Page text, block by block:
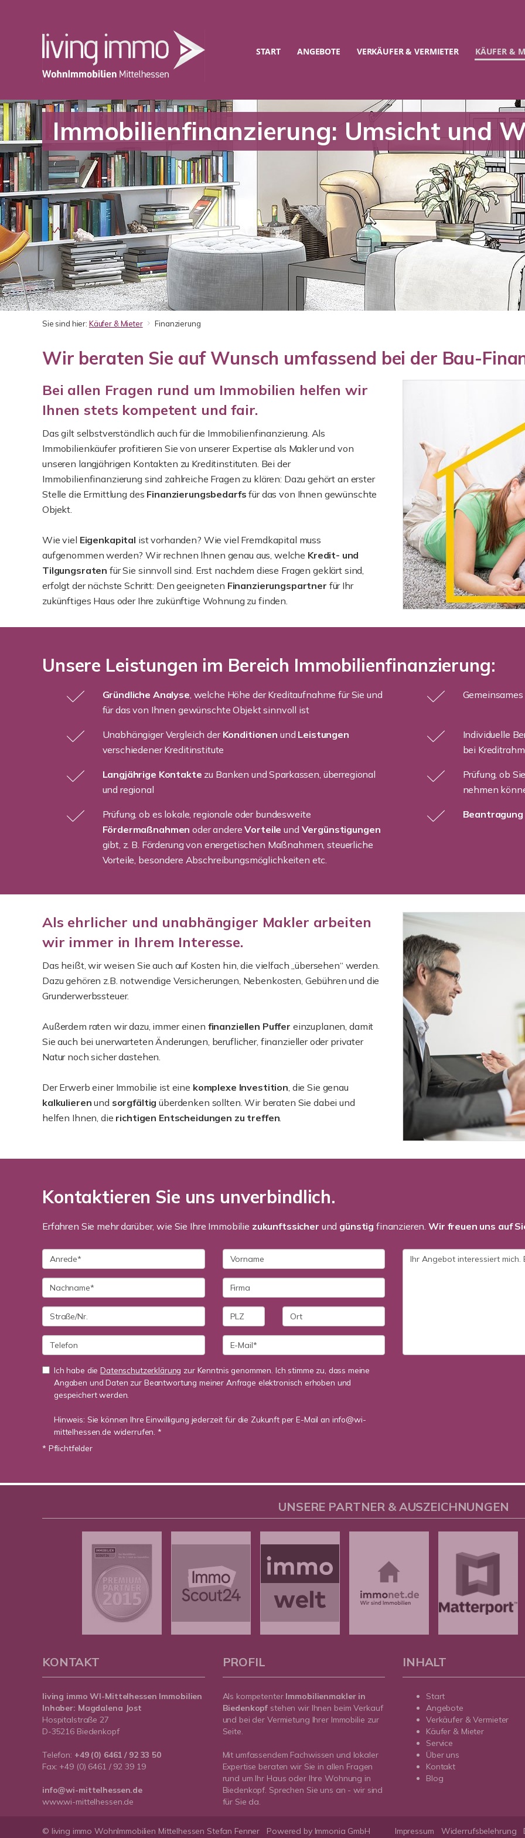
START ANGEBOTE VERKÄUFER & VERMIETER KÄUFER &
Immobilienfinanzierung: Umsicht und
Sie sind hier: Käufer & Mieter Finanzierung
Wir beraten Sie auf Wunsch umfassend bei der Bau-
Bei allen Fragen rund um Immobilien helfen wir
Ihnen stets kompetent und fair.
Das gilt selbstverständlich auch für die Immobilienfinanzierung. Als
Immobilienkäufer profitieren Sie von unserer Expertise als Makler und von
unseren langjährigen Kontakten zu Kreditinstituten. Bei der
Immobilienfinanzierung sind zahlreiche Fragen zu klären: Dazu gehört an erster
Stelle die Ermittlung des Finanzierungsbedarfs für das von Ihnen gewünschte
Objekt.
Wie viel Eigenkapital ist vorhanden? Wie viel Fremdkapital muss
aufgenommen werden? Wir rechnen Ihnen genau aus, welche Kredit- und
Tilgungsraten für Sie sinnvoll sind. Erst nachdem diese Fragen geklärt sind,
erfolgt der nächste Schritt: Den geeigneten Finanzierungspartner für Ihr
zukünftiges Haus oder Ihre zukünftige Wohnung zu finden.
Unsere Leistungen im Bereich Immobilienfinanzierung:
Gründliche Analyse , welche Höhe der Kreditaufnahme für Sie und
für das von Ihnen gewünschte Objekt sinnvoll ist
Unabhängiger Vergleich der Konditionen und Leistungen
verschiedener Kreditinstitute
Individuelle
bei
Langjährige Kontakte zu Banken und Sparkassen, überregional
und regional
Prüfung, ob
nehmen
Prüfung, ob es lokale, regionale oder bundesweite
Fördermaßnahmenoder andereVorteileund Vergünstigungen
gibt, z. B. Förderung von energetischen Maßnahmen, steuerliche
Vorteile, besondere Abschreibungsmöglichkeiten etc.
Beantragung
Als ehrlicher und unabhängiger Makler arbeiten
wir immer in Ihrem Interesse.
Das heißt, wir weisen Sie auch auf Kosten hin, die vielfach „übersehen“ werden.
Dazu gehören z.B. notwendige Versicherungen, Nebenkosten, Gebühren und die
Grunderwerbssteuer.
Außerdem raten wir dazu, immer einen finanziellen Puffer einzuplanen, damit
Sie auch bei unerwarteten Änderungen, beruflicher, finanzieller oder privater
Natur noch sicher dastehen.
Der Erwerb einer Immobilie ist eine komplexe Investition , die Sie genau
kalkulieren und sorgfältig überdenken sollten. Wir beraten Sie dabei und
helfen Ihnen, die richtigen Entscheidungen zu treffen
Kontaktieren Sie uns unverbindlich.
Erfahren Sie mehr darüber, wie Sie Ihre Immobilie zukunftssicher und günstig finanzieren.Wir freuen uns auf
Ich habe dieDatenschutzerklärung zur Kenntnis genommen. Ich stimme zu, dass meine
Angaben und Daten zur Beantwortung meiner Anfrage elektronisch erhoben und
gespeichert werden.
Hinweis: Sie können Ihre Einwilligung jederzeit für die Zukunft per E-Mail an info@wi-
mittelhessen.de widerrufen. *
* Pflichtfelder
UNSERE PARTNER & AUSZEICHNUNGEN
KONTAKT
living immo WI-Mittelhessen Immobilien
Inhaber: Magdalena Jost
Hospitalstraße 27
D-35216 Biedenkopf
Telefon: +49 (0) 6461 / 92 33 50
Fax: +49 (0) 6461 / 92 39 19
info@wi-mittelhessen.de
www.wi-mittelhessen.de
PROFIL
Als kompetenter Immobilienmakler in
Biedenkopf stehen wir Ihnen beim Verkauf
und bei der Vermietung Ihrer Immobilie zur
Seite.
Mit umfassendem Fachwissen und lokaler
Expertise beraten wir Sie in allen Fragen
rund um Ihr Haus oder Ihre Wohnung in
Biedenkopf. Sprechen Sie uns an - wir sind
für Sie da.
INHALT
Start
Angebote
Verkäufer & Vermieter
Käufer & Mieter
Service
Über uns
Kontakt
Blog
© living immo WohnImmobilien Mittelhessen Stefan Fenner Powered by Immonia GmbH Impressum Widerrufsbelehrung